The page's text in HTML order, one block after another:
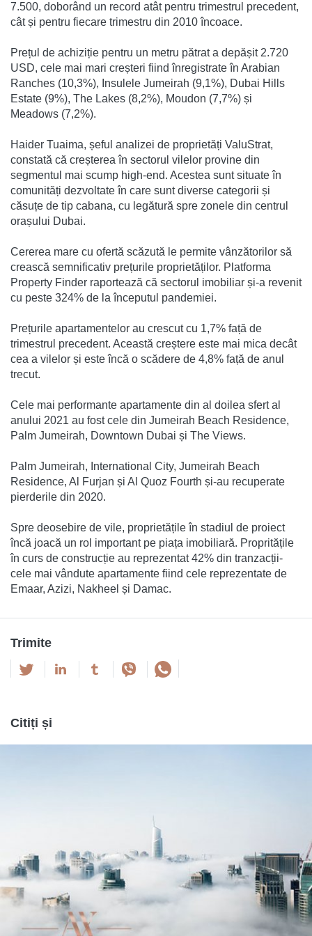
7.500, doborând un record atât pentru trimestrul precedent,
cât și pentru fiecare trimestru din 2010 încoace.
Prețul de achiziție pentru un metru pătrat a depășit 2.720
USD, cele mai mari creșteri fiind înregistrate în Arabian
Ranches (10,3%), Insulele Jumeirah (9,1%), Dubai Hills
Estate (9%), The Lakes (8,2%), Moudon (7,7%) și
Meadows (7,2%).
Haider Tuaima, șeful analizei de proprietăți ValuStrat,
constată că creșterea în sectorul vilelor provine din
segmentul mai scump high-end. Acestea sunt situate în
comunități dezvoltate în care sunt diverse categorii și
căsuțe de tip cabana, cu legătură spre zonele din centrul
orașului Dubai.
Cererea mare cu ofertă scăzută le permite vânzătorilor să
crească semnificativ prețurile proprietăților. Platforma
Property Finder raportează că sectorul imobiliar și-a revenit
cu peste 324% de la începutul pandemiei.
Prețurile apartamentelor au crescut cu 1,7% față de
trimestrul precedent. Această creștere este mai mica decât
cea a vilelor și este încă o scădere de 4,8% față de anul
trecut.
Cele mai performante apartamente din al doilea sfert al
anului 2021 au fost cele din Jumeirah Beach Residence,
Palm Jumeirah, Downtown Dubai și The Views.
Palm Jumeirah, International City, Jumeirah Beach
Residence, Al Furjan și Al Quoz Fourth și-au recuperate
pierderile din 2020.
Spre deosebire de vile, proprietățile în stadiul de proiect
încă joacă un rol important pe piața imobiliară. Propritățile
în curs de construcție au reprezentat 42% din tranzacții-
cele mai vândute apartamente fiind cele reprezentate de
Emaar, Azizi, Nakheel și Damac.
Trimite
Citiți și